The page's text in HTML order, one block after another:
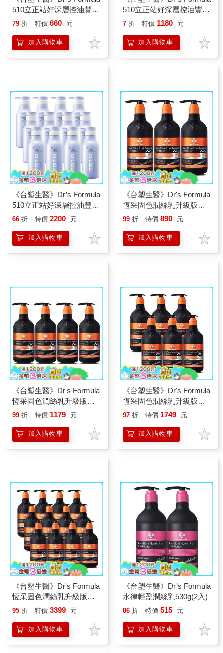
510立正站好深層控油豐盈
潤絲乳550g*3入
79 折 特價 660 元
加入購物車
510立正站好深層控油豐盈
潤絲乳550g*6入
7 折 特價 1180 元
加入購物車
《台塑生醫》Dr’s Formula
510立正站好深層控油豐盈
潤絲乳550g*12入
66 折 特價 2200 元
加入購物車
《台塑生醫》Dr's Formula
恆采固色潤絲乳升級版
530g*3入
99 折 特價 890 元
加入購物車
《台塑生醫》Dr's Formula
恆采固色潤絲乳升級版
530g*4入
99 折 特價 1179 元
加入購物車
《台塑生醫》Dr's Formula
恆采固色潤絲乳升級版
530g*6入
97 折 特價 1749 元
加入購物車
《台塑生醫》Dr's Formula
恆采固色潤絲乳升級版
530g*12入
95 折 特價 3399 元
加入購物車
《台塑生醫》Dr’s Formula
水律輕盈潤絲乳530g(2入)
86 折 特價 515 元
加入購物車